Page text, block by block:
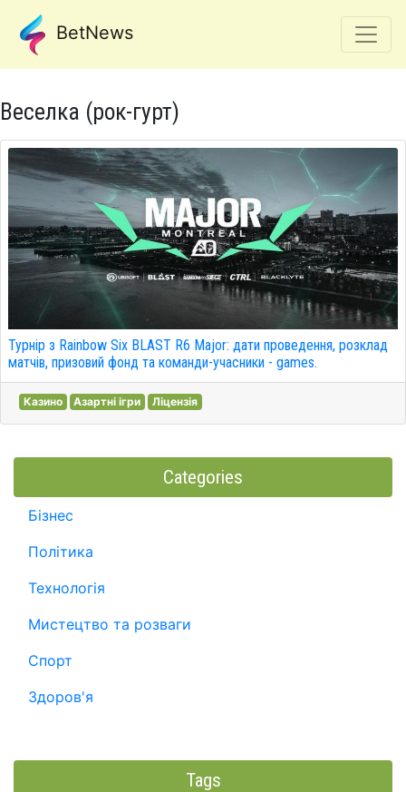
BetNews
Веселка (рок-гурт)
Турнір з Rainbow Six BLAST R6 Major: дати проведення, розклад
матчів, призовий фонд та команди-учасники - games.
Казино Азартні ігри Ліцензія
Categories
Бізнес
Політика
Технологія
Мистецтво та розваги
Спорт
Здоров'я
Tags